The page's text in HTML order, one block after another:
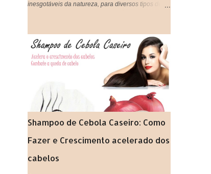
inesgotáveis da natureza, para diversos tipos de
natural e eficaz de tratar os fios em casa e
gastando super pouco. Tão prático que vocês
podem tanto beber, quanto aplicar nos cabelos,
unir o útil ao agradável né? IMPORTANTE:
Lembrando que pode ser usado tanto aqueles
saches industrializados ou você mesma pode
preparar o seu chá de forma natural,que é ainda
mais eficiente.
Shampoo de Cebola Caseiro: Como
Fazer e Crescimento acelerado dos
cabelos